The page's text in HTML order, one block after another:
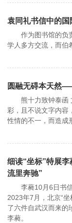
袁同礼书信中的国
作为图书馆的负责
学人多方交流，而伯
圆融无碍本天然
熊十力致钟泰函
彩，且不说文字内容
性情的不一，而造成
细读“坐标”特展
流里奔驰”
李蕤10月6日书信
2023年7月，北京“
了六件自武汉而来的
李蕤。